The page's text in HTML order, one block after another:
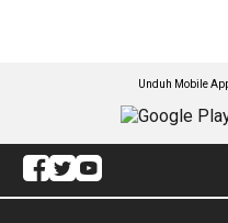
Unduh Mobile